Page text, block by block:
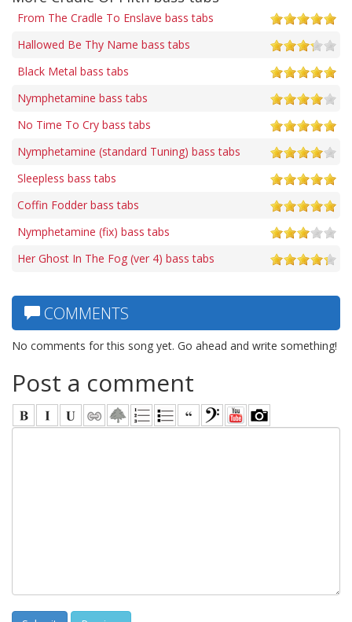
From The Cradle To Enslave bass tabs
Hallowed Be Thy Name bass tabs
Black Metal bass tabs
Nymphetamine bass tabs
No Time To Cry bass tabs
Nymphetamine (standard Tuning) bass tabs
Sleepless bass tabs
Coffin Fodder bass tabs
Nymphetamine (fix) bass tabs
Her Ghost In The Fog (ver 4) bass tabs
COMMENTS
No comments for this song yet. Go ahead and write something!
Post a comment